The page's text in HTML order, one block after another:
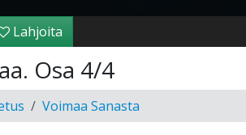
Lahjoita
Osa 4/4
Voimaa Sanasta